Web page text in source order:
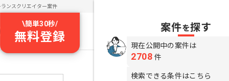
ランスクリエイター案件
\簡単30秒/
無料登録
案件を探す
現在公開中の案件は
2708 件
検索できる条件はこちら